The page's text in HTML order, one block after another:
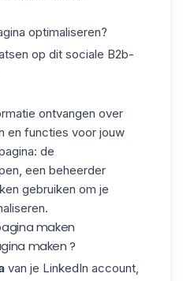
optimaliseren?
op dit sociale B2b-
ontvangen over
en functies voor jouw
de
een beheerder
gebruiken om je
maken
maken ?
van je LinkedIn account,